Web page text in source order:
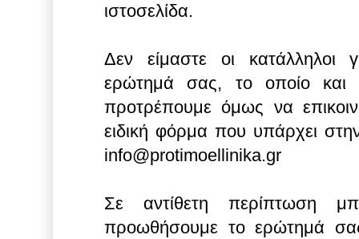
ιστοσελίδα.
Δεν είμαστε οι κατάλληλοι
ερώτημά σας, το οποίο και
προτρέπουμε όμως να
ειδική φόρμα που υπάρχει
info@protimoellinika.gr
Σε αντίθετη περίπτωση
προωθήσουμε το ερώτημά